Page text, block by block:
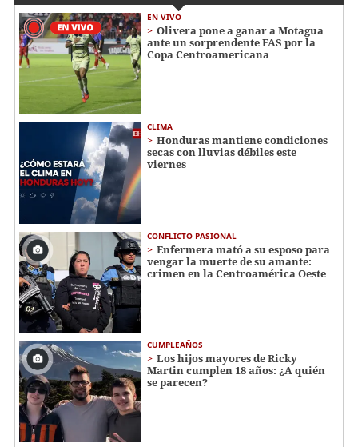
EN VIVO
Olivera pone a ganar a Motagua
ante un sorprendente FAS por la
Copa Centroamericana
CLIMA
Honduras mantiene condiciones
secas con lluvias débiles este
viernes
CONFLICTO PASIONAL
Enfermera mató a su esposo para
vengar la muerte de su amante:
crimen en la Centroamérica Oeste
CUMPLEAÑOS
Los hijos mayores de Ricky
Martin cumplen 18 años: ¿A quién
se parecen?